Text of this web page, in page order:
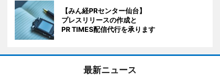
【みん経PRセンター仙台】
プレスリリースの作成と
PR TIMES配信代行を承ります
最新ニュース